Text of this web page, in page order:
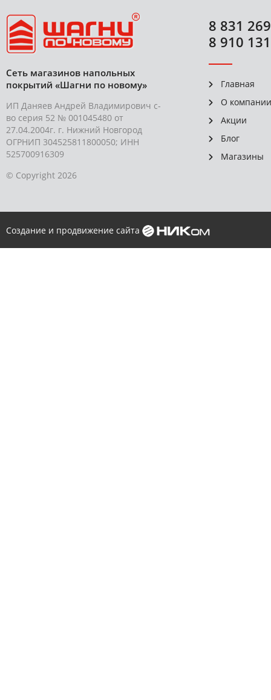
Сеть магазинов напольных
покрытий «Шагни по новому»
ИП Даняев Андрей Владимирович с-
во серия 52 № 001045480 от
27.04.2004г. г. Нижний Новгород
ОГРНИП 304525811800050; ИНН
525700916309
© Copyright 2026
8 831
8 910
Главная
О компании
Акции
Блог
Магазины
Создание и продвижение сайта